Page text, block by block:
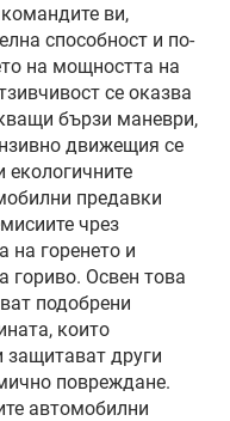
ви,
способност и по-
на мощността на
се оказва
бързи маневри,
движещия се
екологичните
предавки
чрез
на горенето и
гориво. Освен това
подобрени
които
защитават други
повреждане.
автомобилни